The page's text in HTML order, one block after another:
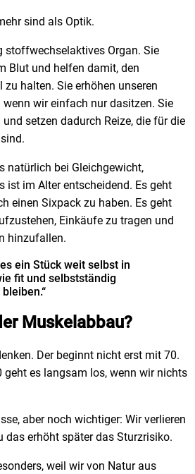
sind als Optik.
stoffwechselaktives Organ. Sie
Blut und helfen damit, den
halten. Sie erhöhen unseren
wenn wir einfach nur dasitzen. Sie
setzen dadurch Reize, die für die
natürlich bei Gleichgewicht,
ist im Alter entscheidend. Es geht
einen Sixpack zu haben. Es geht
Einkäufe zu tragen und
hinzufallen.
ein Stück weit selbst in
fit und selbstständig
Muskelabbau?
Der beginnt nicht erst mit 70.
geht es langsam los, wenn wir nichts
aber noch wichtiger: Wir verlieren
das erhöht später das Sturzrisiko.
weil wir von Natur aus